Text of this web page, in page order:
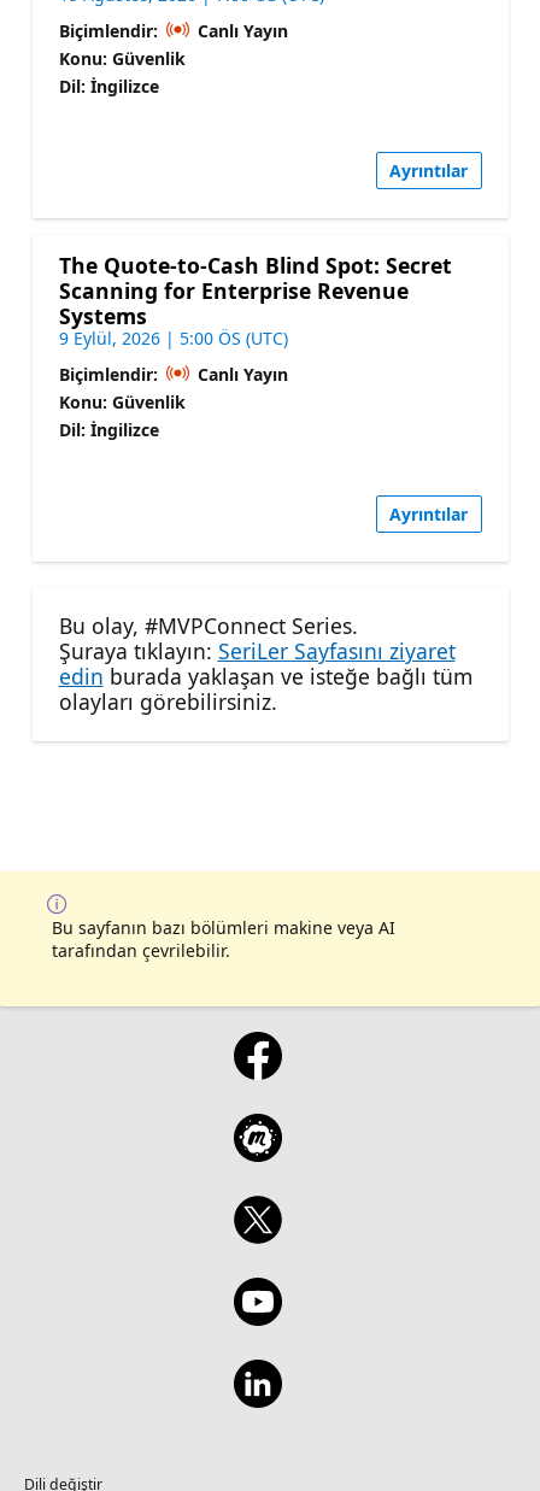
Biçimlendir:
Canlı Yayın
Konu: Güvenlik
Dil: İngilizce
Ayrıntılar
The Quote-to-Cash Blind Spot: Secret
Scanning for Enterprise Revenue
Systems
9 Eylül, 2026 | 5:00 ÖS (UTC)
Biçimlendir:
Canlı Yayın
Konu: Güvenlik
Dil: İngilizce
Ayrıntılar
Bu olay, #MVPConnect Series.
Şuraya tıklayın: SeriLer Sayfasını ziyaret
edin burada yaklaşan ve isteğe bağlı tüm
olayları görebilirsiniz.
Bu sayfanın bazı bölümleri makine veya AI
tarafından çevrilebilir.
Dili değiştir